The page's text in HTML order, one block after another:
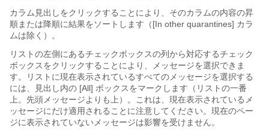
カラム見出しをクリックすることにより、そのカラムの内容の昇
順または降順に結果をソートします（[In other quarantines] カラ
ムは除く）。
リストの左側にあるチェックボックスの列から対応するチェック
ボックスをクリックすることにより、メッセージを選択できま
す。リストに現在表示されているすべてのメッセージを選択する
には、見出し内の [All] ボックスをマークします（リストの一番
上。先頭メッセージよりも上）。これは、現在表示されているメ
ッセージにだけ適用されることに注意してください。現在のペー
ジに表示されていないメッセージは影響を受けません。